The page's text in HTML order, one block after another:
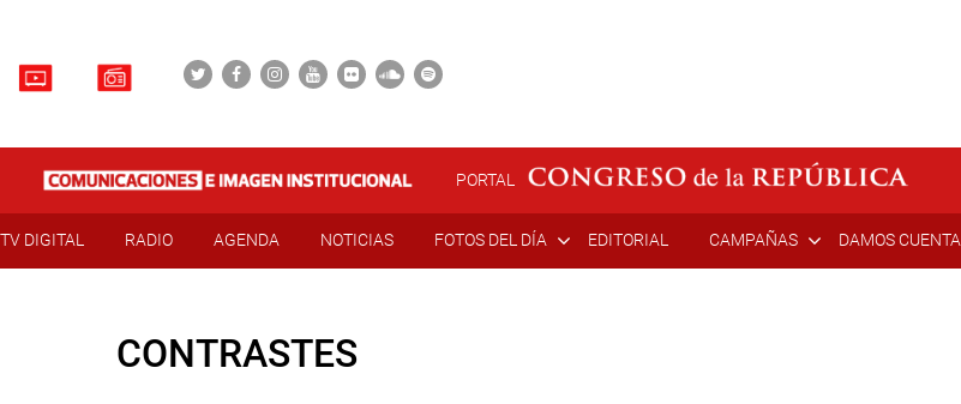
PORTAL
TV DIGITAL RADIO AGENDA NOTICIAS FOTOS DEL DÍA EDITORIAL CAMPAÑAS DAMOS CUENTA
CONTRASTES